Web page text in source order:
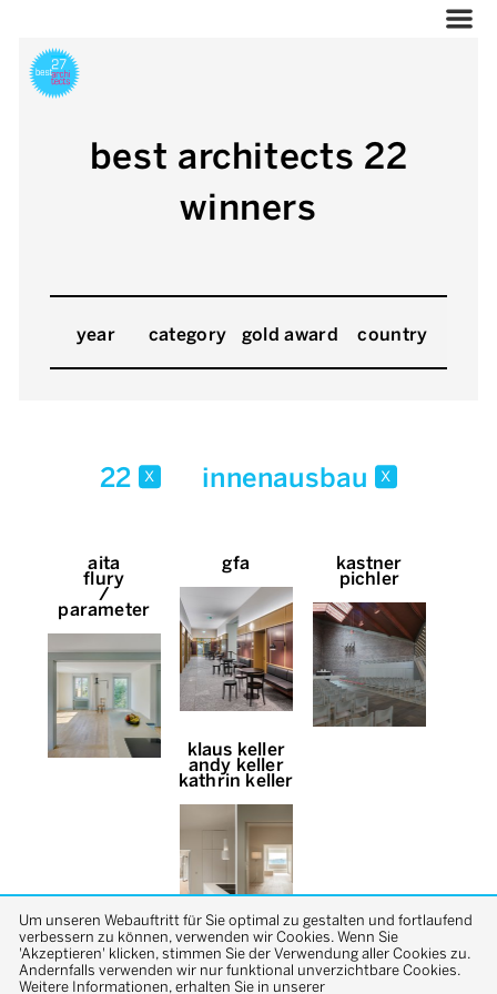
best architects 22
winners
year category gold award country
22 x innenausbau x
aita
flury
/
parameter
gfa kastner
pichler
klaus keller
andy keller
kathrin keller
Um unseren Webauftritt für Sie optimal zu gestalten und fortlaufend
verbessern zu können, verwenden wir Cookies. Wenn Sie
'Akzeptieren' klicken, stimmen Sie der Verwendung aller Cookies zu.
Andernfalls verwenden wir nur funktional unverzichtbare Cookies.
Weitere Informationen, erhalten Sie in unserer